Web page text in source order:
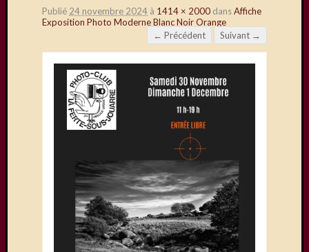
Publié 24 novembre 2024 à 1414 × 2000 dansAffiche
Exposition Photo Moderne Blanc Noir Orange
← Précédent
Suivant →